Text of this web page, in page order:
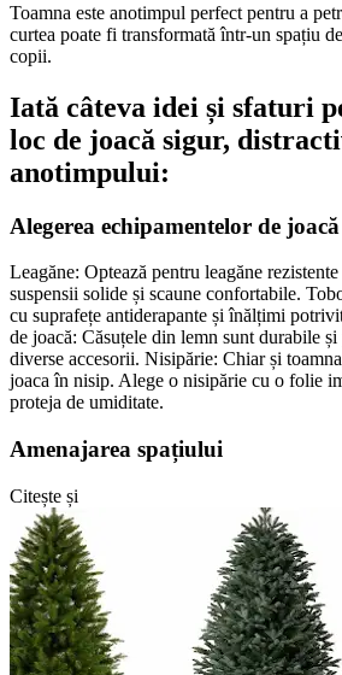
Toamna este anotimpul perfect pentru a
curtea poate fi transformată într-un spațiu
copii.
Iată câteva idei și sfaturi
loc de joacă sigur,
anotimpului:
Alegerea echipamentelor de joacă
Leagăne: Optează pentru leagăne
suspensii solide și scaune confortabile.
cu suprafețe antiderapante și înălțimi
de joacă: Căsuțele din lemn sunt durabile
diverse accesorii. Nisipărie: Chiar și
joaca în nisip. Alege o nisipărie cu o folie
proteja de umiditate.
Amenajarea spațiului
Citește și